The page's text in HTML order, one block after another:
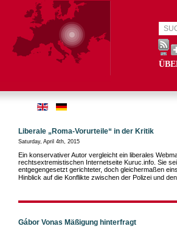
Liberale „Roma-Vorurteile“ in der Kritik
Saturday, April 4th, 2015
Ein konservativer Autor vergleicht ein liberales
rechtsextremistischen Internetseite Kuruc.info. Sie
entgegengesetzt gerichteter, doch gleichermaßen
Hinblick auf die Konflikte zwischen der Polizei und den
Gábor Vonas Mäßigung hinterfragt